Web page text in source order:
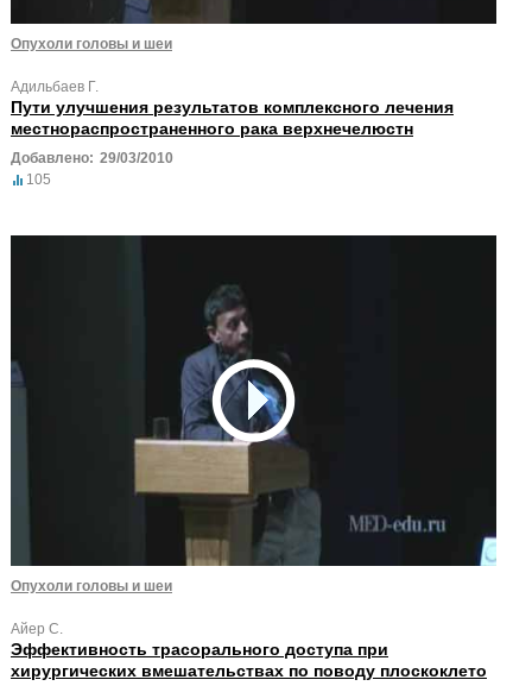
Опухоли головы и шеи
Адильбаев Г.
Пути улучшения результатов комплексного лечения
местнораспространенного рака верхнечелюстн
Добавлено: 29/03/2010
105
Опухоли головы и шеи
Айер С.
Эффективность трасорального доступа при
хирургических вмешательствах по поводу плоскоклето